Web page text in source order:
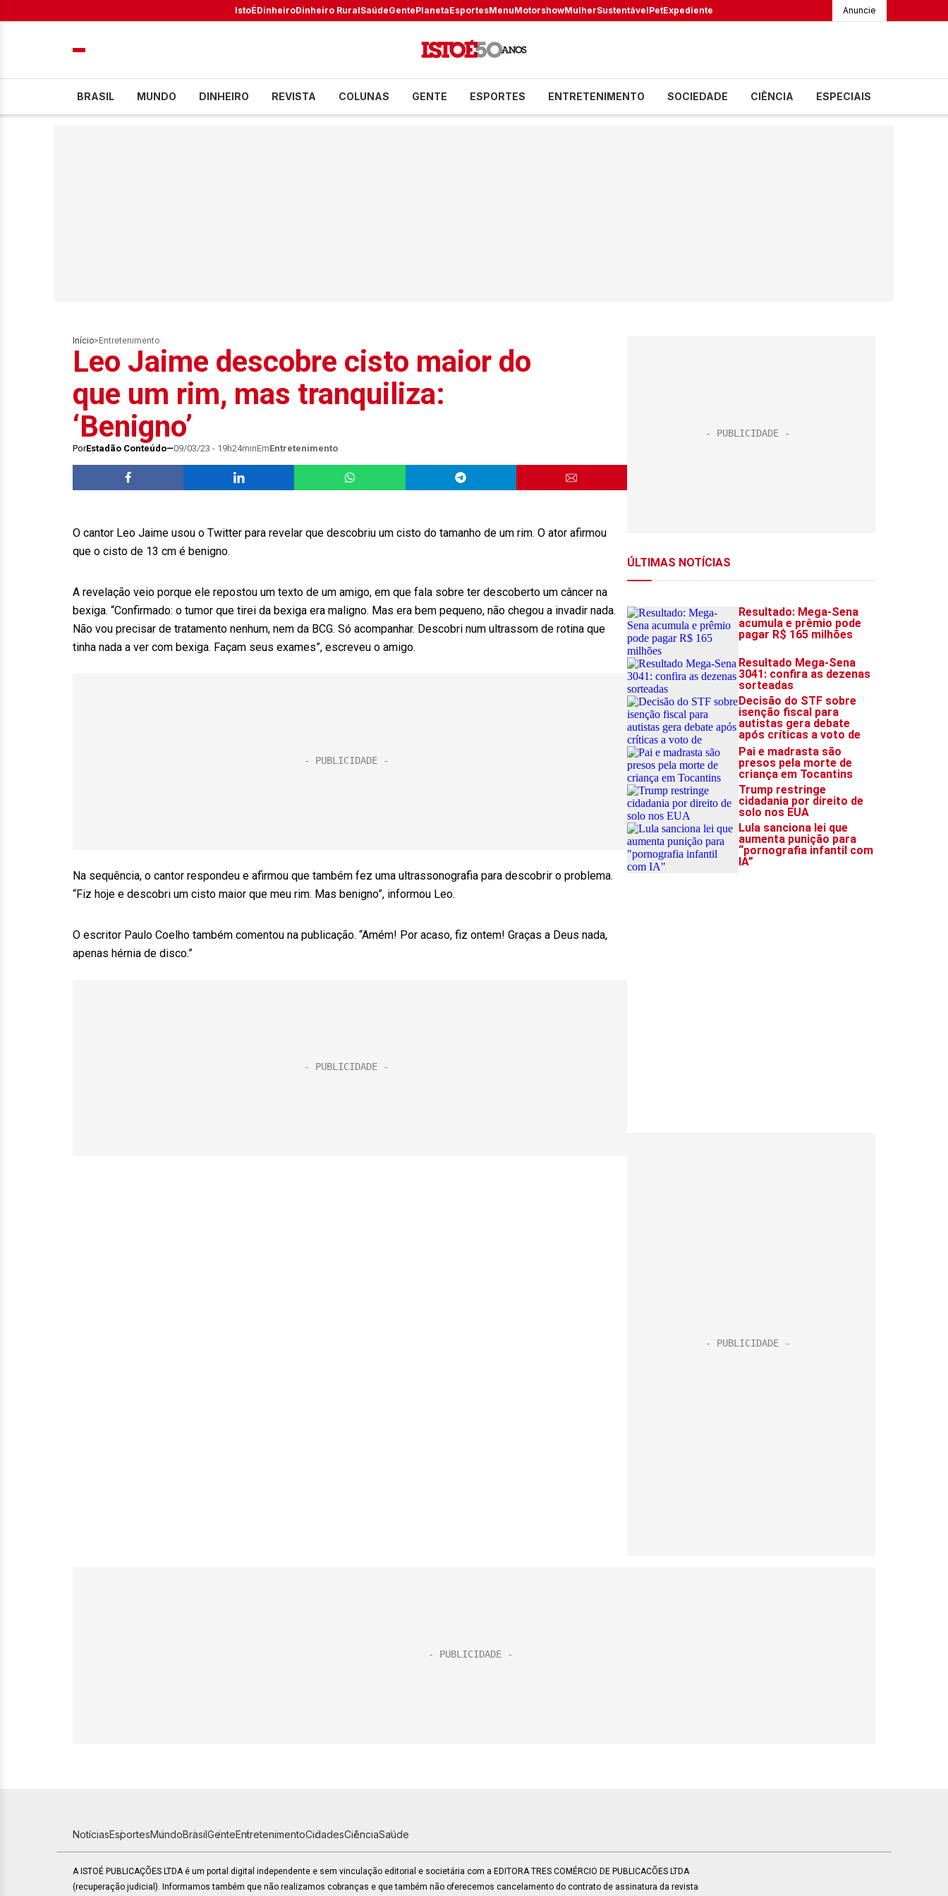
IstoÉDinheiroDinheiro RuralSaúdeGentePlanetaEsportesMenuMotorshowMulherSustentávelPetExpediente Anuncie
BRASIL MUNDO DINHEIRO REVISTA COLUNAS GENTE ESPORTES ENTRETENIMENTO SOCIEDADE CIÊNCIA ESPECIAIS
Início> Entretenimento
Leo Jaime descobre cisto maior do
que um rim, mas tranquiliza:
‘Benigno’
PorEstadão Conteúdo 09/03/23 - 19h24minEmEntretenimento
O cantor Leo Jaime usou o Twitter para revelar que descobriu um cisto do tamanho de um rim. O ator afirmou
que o cisto de 13 cm é benigno.
A revelação veio porque ele repostou um texto de um amigo, em que fala sobre ter descoberto um câncer na
bexiga. “Confirmado: o tumor que tirei da bexiga era maligno. Mas era bem pequeno, não chegou a invadir nada.
Não vou precisar de tratamento nenhum, nem da BCG. Só acompanhar. Descobri num ultrassom de rotina que
tinha nada a ver com bexiga. Façam seus exames”, escreveu o amigo.
Na sequência, o cantor respondeu e afirmou que também fez uma ultrassonografia para descobrir o problema.
“Fiz hoje e descobri um cisto maior que meu rim. Mas benigno”, informou Leo.
O escritor Paulo Coelho também comentou na publicação. “Amém! Por acaso, fiz ontem! Graças a Deus nada,
apenas hérnia de disco.”
NotíciasEsportesMundoBrasilGenteEntretenimentoCidadesCiênciaSaúde
A ISTOÉ PUBLICAÇÕES LTDA é um portal digital independente e sem vinculação editorial e societária com a EDITORA TRES COMÉRCIO DE PUBLICACÕES LTDA
(recuperação judicial). Informamos também que não realizamos cobranças e que também não oferecemos cancelamento do contrato de assinatura da revista